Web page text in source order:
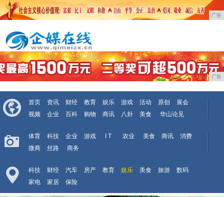
广告
广告
首页 资讯 财经 教育 娱乐 游戏 活动 原创
展会
视频
企业 百科 购物 商讯 八卦 美食 华山论见
体育 科技 企业 游戏 I T 农业 美食 商讯
消费
微商
丝路 商务
科技 财经 汽车 房产 教育 娱乐 美食 旅游
数码
家电
家居 保险